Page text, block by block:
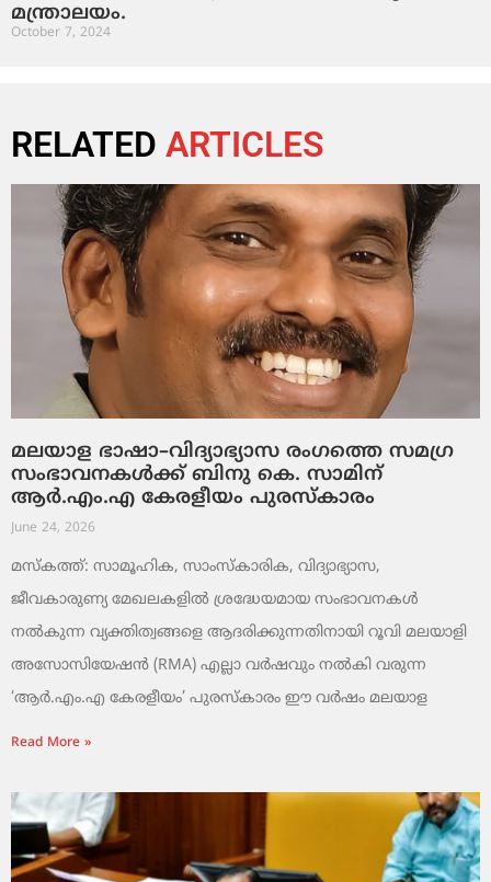
മന്ത്രാലയം.
October 7, 2024
RELATED ARTICLES
മലയാള ഭാഷാ–വിദ്യാഭ്യാസ രംഗത്തെ സമഗ്ര
സംഭാവനകൾക്ക് ബിനു കെ. സാമിന്
ആർ.എം.എ കേരളീയം പുരസ്‌കാരം
June 24, 2026
മസ്കത്ത്: സാമൂഹിക, സാംസ്‌കാരിക, വിദ്യാഭ്യാസ,
ജീവകാരുണ്യ മേഖലകളിൽ ശ്രദ്ധേയമായ സംഭാവനകൾ
നൽകുന്ന വ്യക്തിത്വങ്ങളെ ആദരിക്കുന്നതിനായി റൂവി മലയാളി
അസോസിയേഷൻ (RMA) എല്ലാ വർഷവും നൽകി വരുന്ന
‘ആർ.എം.എ കേരളീയം’ പുരസ്‌കാരം ഈ വർഷം മലയാള
Read More »